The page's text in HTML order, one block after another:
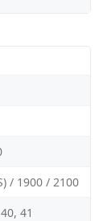
/ 1900 / 2100
41